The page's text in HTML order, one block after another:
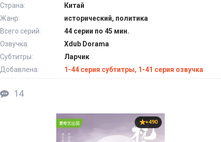
Страна:
Китай
Жанр:
исторический, политика
Всего серий:
44 серии по 45 мин.
Озвучка:
Xdub Dorama
Субтитры:
Ларчик
Добавлена:
1-44 серия субтитры, 1-41 серия озвучка
14
+490